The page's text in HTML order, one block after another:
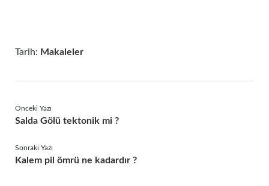
Tarih: Makaleler
Önceki Yazı
Salda Gölü tektonik mi ?
Sonraki Yazı
Kalem pil ömrü ne kadardır ?